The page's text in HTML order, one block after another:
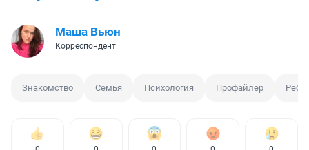
Маша Вьюн
Корреспондент
Знакомство Семья Психология Профайлер